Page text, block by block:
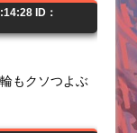
ID：
もクソつよぶ